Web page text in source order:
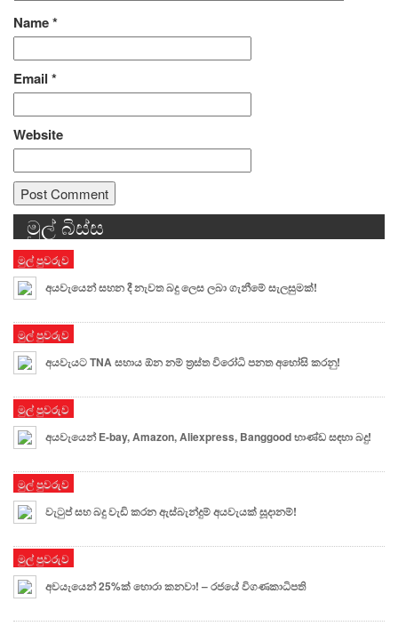
Name*
Email *
Website
Alternative:
මුල් බිස්ස
මුල් පුවරුව
අයවැයෙන් සහන දී නැවත බදු ලෙස ලබා ගැනීමේ සැලසුමක්!
මුල් පුවරුව
අයවැයට TNA සහාය ඕන නම් ත්‍රස්ත විරෝධි පනත අහෝසි කරනු!
මුල් පුවරුව
අයවැයෙන් E-bay, Amazon, Aliexpress, Banggood භාණ්ඩ සඳහා බදු!
මුල් පුවරුව
වැටුප් සහ බදු වැඩි කරන ඇස්බැන්දුම් අයවැයක් සූදානම්!
මුල් පුවරුව
අවයැයෙන් 25%ක් හොරා කනවා! – රජයේ විගණකාධිපති